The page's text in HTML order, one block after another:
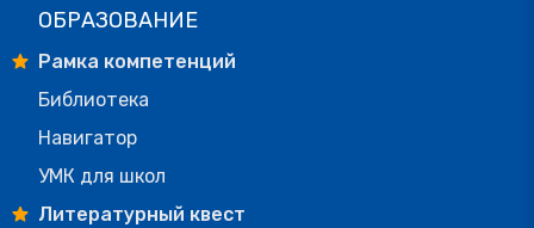
ОБРАЗОВАНИЕ
Рамка компетенций
Библиотека
Навигатор
УМК для школ
Литературный квест